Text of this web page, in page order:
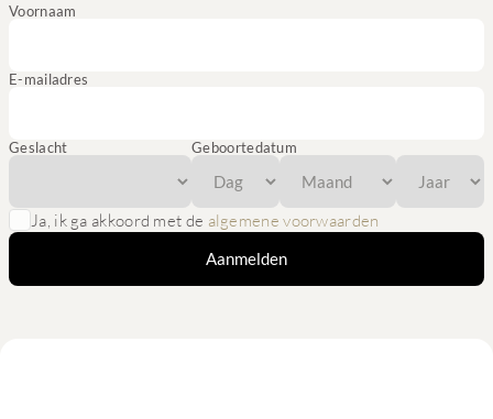
Voornaam
E-mailadres
Geslacht Geboortedatum
Ja, ik ga akkoord met de algemene voorwaarden
Aanmelden